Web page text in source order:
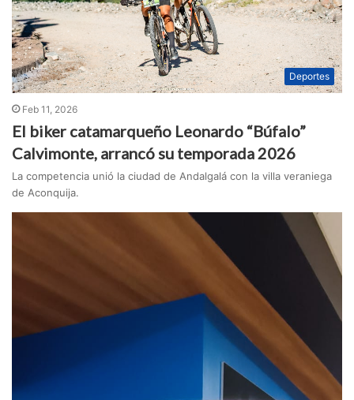
Deportes
Feb 11, 2026
El biker catamarqueño Leonardo “Búfalo”
Calvimonte, arrancó su temporada 2026
La competencia unió la ciudad de Andalgalá con la villa veraniega
de Aconquija.